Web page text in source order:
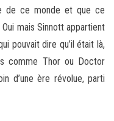
de ce monde et que ce
mais Sinnott appartient
pouvait dire qu’il était là,
comme Thor ou Doctor
d’une ère révolue, parti